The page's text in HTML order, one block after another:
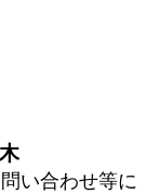
い合わせ等に